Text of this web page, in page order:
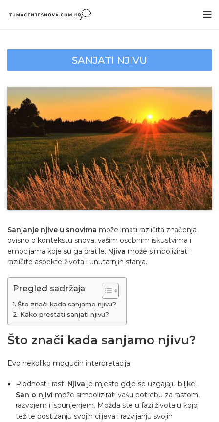
SANJATI NJIVU
Sanjanje njive u snovima može imati različita značenja
ovisno o kontekstu snova, vašim osobnim iskustvima i
emocijama koje su ga pratile. Njiva može simbolizirati
različite aspekte života i unutarnjih stanja.
Pregled sadržaja
Što znači kada sanjamo njivu?
Kako prestati sanjati njivu?
Što znači kada sanjamo njivu?
Evo nekoliko mogućih interpretacija:
Plodnost i rast: Njiva je mjesto gdje se uzgajaju biljke.
San o njivi može simbolizirati vašu potrebu za rastom,
razvojem i ispunjenjem. Možda ste u fazi života u kojoj
težite postizanju svojih ciljeva i razvijanju svojih